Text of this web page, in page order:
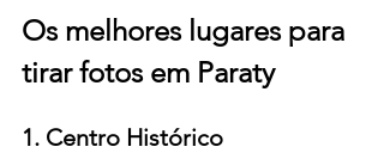
Os melhores lugares para
tirar fotos em Paraty
1. Centro Histórico